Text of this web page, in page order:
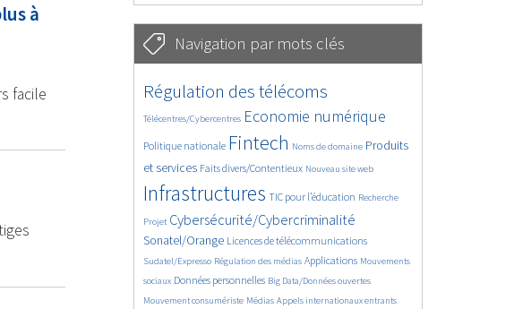
à
facile
Navigation par mots clés
2310/2841
Régulation des télécoms
177/2841
Télécentres/Cybercentres
1890/2841 Economie numérique
945/2841
Politique nationale
2612/2841 Fintech
349/2841
Noms de domaine
1211/2841
Produits
et services
762/2841 Faits divers/Contentieux
426/2841 Nouveau site web
2841/2841
Infrastructures
930/2841
TIC pour l’éducation
94/2841
Recherche
121/2841
Projet
1760/2841Cybersécurité/Cybercriminalité
1061/2841
Sonatel/Orange
802/2841 Licences de télécommunications
149/2841
Sudatel/Expresso
515/2841 Régulation des médias
783/2841 Applications
562/2841
Mouvements
sociaux
818/2841Données personnelles
71/2841 Big Data/Données ouvertes
300/2841
Mouvement consumériste
194/2841 Médias
335/2841 Appels internationaux entrants
819/2841